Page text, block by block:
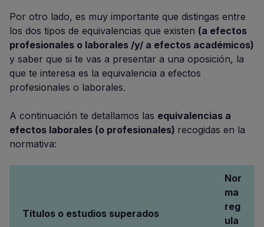
Por otro lado, es muy importante que distingas entre
los dos tipos de equivalencias que existen (a efectos
profesionales o laborales /y/ a efectos académicos)
y saber que si te vas a presentar a una oposición, la
que te interesa es la equivalencia a efectos
profesionales o laborales.
A continuación te detallamos las equivalencias a
efectos laborales (o profesionales) recogidas en la
normativa:
Títulos o estudios superados
Nor
ma
reg
ula